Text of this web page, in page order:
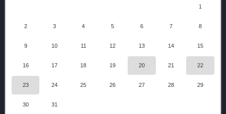
1
2 3 4 5 6 7 8
9 10 11 12 13 14 15
16 17 18 19 20 21 22
23 24 25 26 27 28 29
30 31